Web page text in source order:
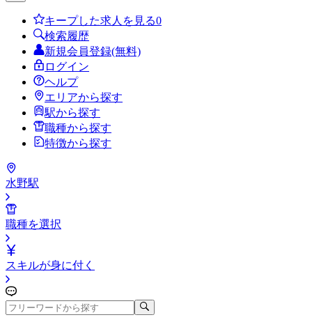
キープした求人を見る0
検索履歴
新規会員登録(無料)
ログイン
ヘルプ
エリアから探す
駅から探す
職種から探す
特徴から探す
水野駅
職種を選択
スキルが身に付く